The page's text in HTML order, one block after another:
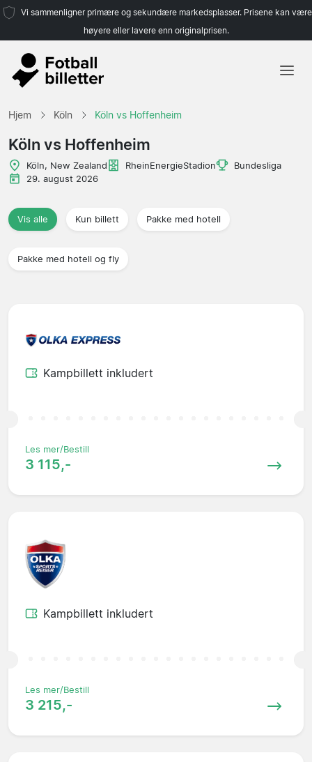
Vi sammenligner primære og sekundære markedsplasser. Prisene kan være
høyere eller lavere enn originalprisen.
Hjem Köln Köln vs Hoffenheim
Köln vs Hoffenheim
Köln, New Zealand RheinEnergieStadion
Bundesliga
29. august 2026
Vis alle Kun billett Pakke med hotell
Pakke med hotell og fly
Kampbillett inkludert
Les mer/Bestill
3 115,-
Kampbillett inkludert
Les mer/Bestill
3 215,-